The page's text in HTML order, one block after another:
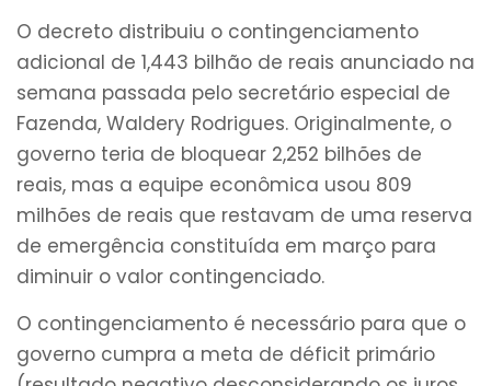
O decreto distribuiu o contingenciamento
adicional de 1,443 bilhão de reais anunciado na
semana passada pelo secretário especial de
Fazenda, Waldery Rodrigues. Originalmente, o
governo teria de bloquear 2,252 bilhões de
reais, mas a equipe econômica usou 809
milhões de reais que restavam de uma reserva
de emergência constituída em março para
diminuir o valor contingenciado.
O contingenciamento é necessário para que o
governo cumpra a meta de déficit primário